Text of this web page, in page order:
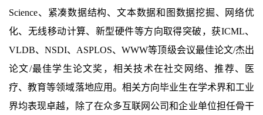
Science、紧凑数据结构、文本数据和图数据挖掘、网络优
化、无线移动计算、新型硬件等方向取得突破，获ICML、
VLDB、NSDI、ASPLOS、WWW等顶级会议最佳论文/杰出
论文/最佳学生论文奖，相关技术在社交网络、推荐、医
疗、教育等领域落地应用。相关方向毕业生在学术界和工业
界均表现卓越，除了在众多互联网公司和企业单位担任骨干